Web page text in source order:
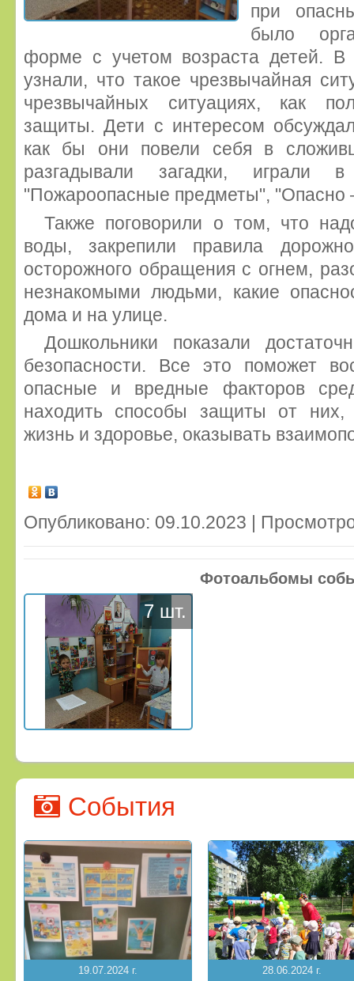
при
было
форме с учетом возраста детей. В
узнали, что такое чрезвычайная
чрезвычайных ситуациях, как
защиты. Дети с интересом
как бы они повели себя в
разгадывали загадки, играли
"Пожароопасные предметы", "Опасно
Также поговорили о том, что
воды, закрепили правила
осторожного обращения с огнем,
незнакомыми людьми, какие
дома и на улице.
Дошкольники показали
безопасности. Все это поможет
опасные и вредные факторов
находить способы защиты от
жизнь и здоровье, оказывать
Опубликовано: 09.10.2023 |
Фотоальбомы
7 шт.
События
19.07.2024 г. 28.06.2024 г.